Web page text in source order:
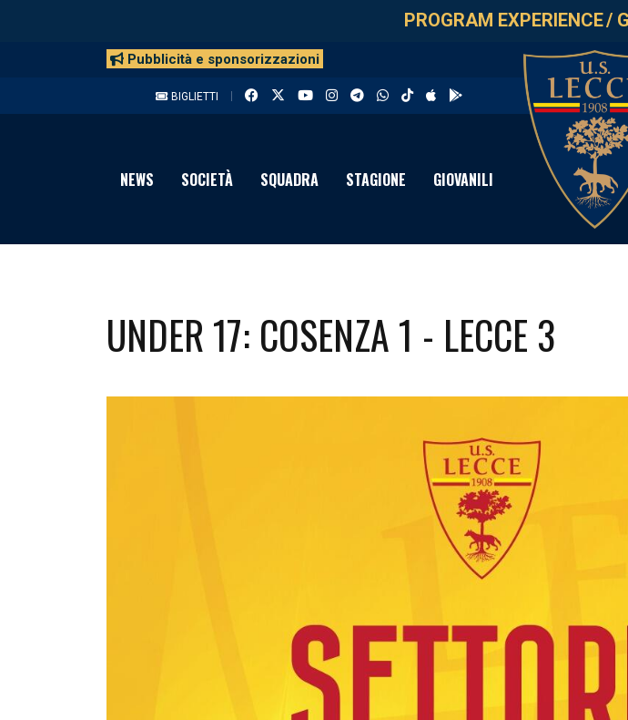
PROGRAM EXPERIENCE/
Pubblicità e sponsorizzazioni
BIGLIETTI
NEWS SOCIETÀ SQUADRA STAGIONE GIOVANILI
UNDER 17: COSENZA 1 - LECCE 3